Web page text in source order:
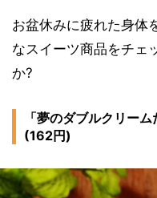
お盆休みに疲れた身体
なスイーツ商品をチェ
か?
「夢のダブルクリー
(162円)